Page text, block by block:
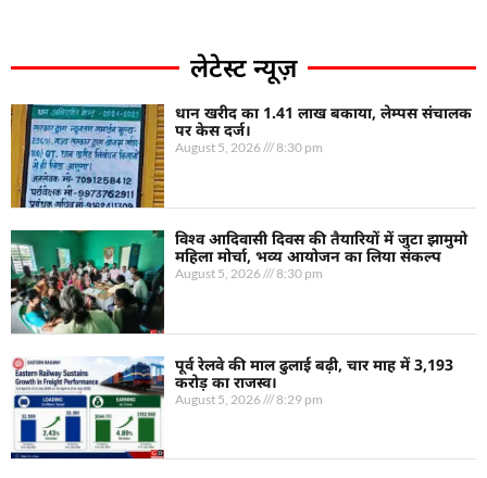
लेटेस्ट न्यूज़
धान खरीद का 1.41 लाख बकाया, लेम्पस संचालक
पर केस दर्ज।
August 5, 2026 8:30 pm
विश्व आदिवासी दिवस की तैयारियों में जुटा झामुमो
महिला मोर्चा, भव्य आयोजन का लिया संकल्प
August 5, 2026 8:30 pm
पूर्व रेलवे की माल ढुलाई बढ़ी, चार माह में 3,193
करोड़ का राजस्व।
August 5, 2026 8:29 pm